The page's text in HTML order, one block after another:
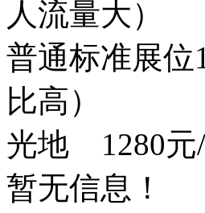
人流量大）
普通标准展位
比高）
光地 1280元/
暂无信息！